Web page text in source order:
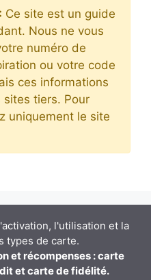
Ce site est un guide
Nous ne vous
numéro de
ou votre code
ces informations
tiers. Pour
uniquement le site
l'utilisation et la
types de carte.
et récompenses : carte
et carte de fidélité.